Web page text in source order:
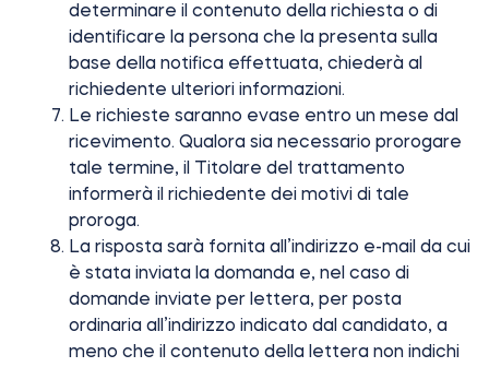
determinare il contenuto della richiesta o di
identificare la persona che la presenta sulla
base della notifica effettuata, chiederà al
richiedente ulteriori informazioni.
Le richieste saranno evase entro un mese dal
ricevimento. Qualora sia necessario prorogare
tale termine, il Titolare del trattamento
informerà il richiedente dei motivi di tale
proroga.
La risposta sarà fornita all’indirizzo e-mail da cui
è stata inviata la domanda e, nel caso di
domande inviate per lettera, per posta
ordinaria all’indirizzo indicato dal candidato, a
meno che il contenuto della lettera non indichi